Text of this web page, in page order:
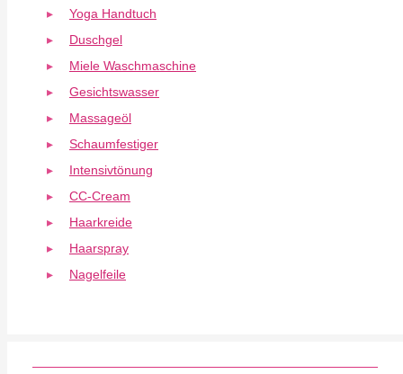
Yoga Handtuch
Duschgel
Miele Waschmaschine
Gesichtswasser
Massageöl
Schaumfestiger
Intensivtönung
CC-Cream
Haarkreide
Haarspray
Nagelfeile